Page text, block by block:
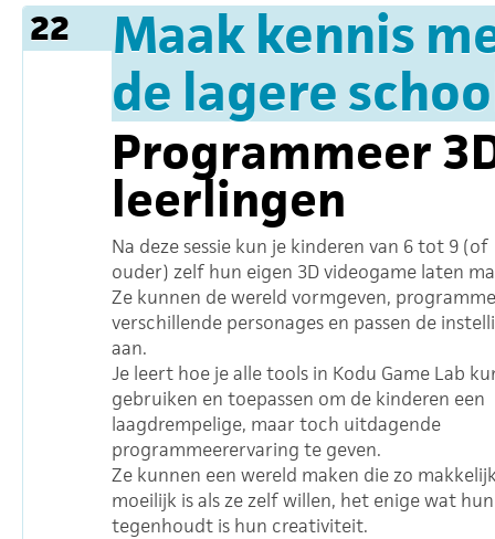
22
Maak kennis
de lagere
Programmeer
leerlingen
Na deze sessie kun je kinderen van 6 tot 9 (of
ouder) zelf hun eigen 3D videogame laten
Ze kunnen de wereld vormgeven,
verschillende personages en passen de
aan.
Je leert hoe je alle tools in Kodu Game Lab
gebruiken en toepassen om de kinderen een
laagdrempelige, maar toch uitdagende
programmeerervaring te geven.
Ze kunnen een wereld maken die zo
moeilijk is als ze zelf willen, het enige wat hun
tegenhoudt is hun creativiteit.